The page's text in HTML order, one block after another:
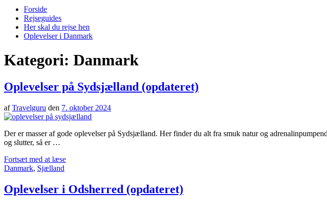
Forside
Rejseguides
Her skal du rejse hen
Oplevelser i Danmark
Kategori: Danmark
Oplevelser på Sydsjælland (opdateret)
afTravelguru den 7. oktober 2024
Der er masser af gode oplevelser på Sydsjælland. Her finder du alt fra smuk natur og
og slutter, så er …
Fortsæt med at læse
Danmark, Sjælland
Oplevelser i Odsherred (opdateret)